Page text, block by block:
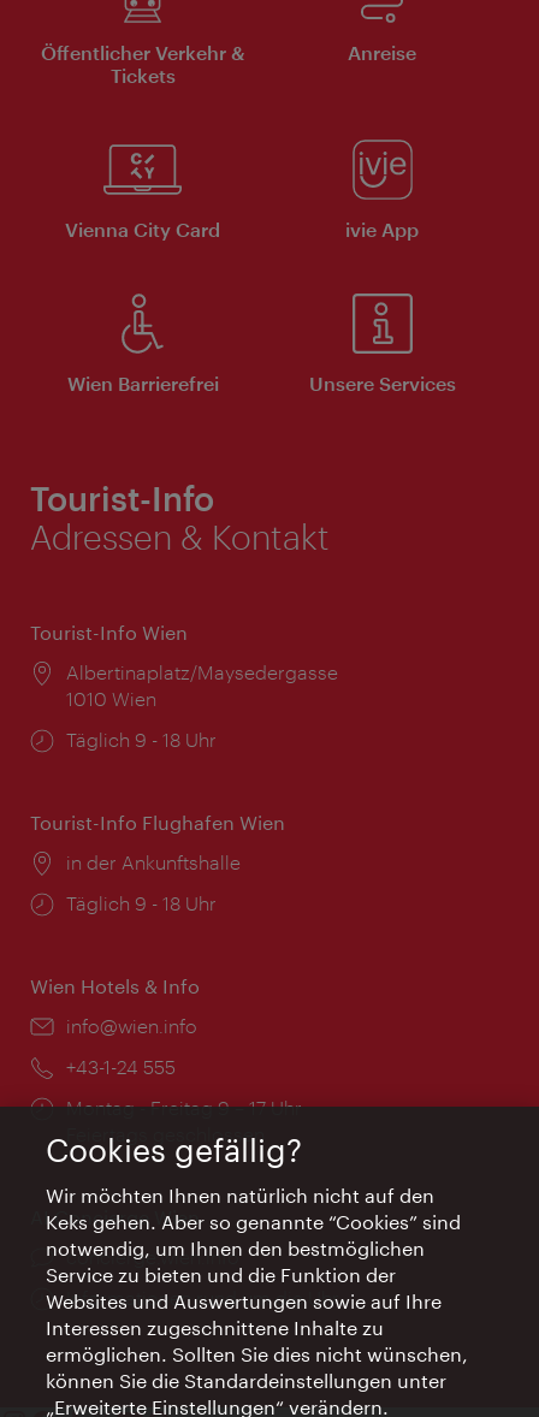
Öffentlicher Verkehr &
Tickets
Anreise
Vienna City Card ivie App
Wien Barrierefrei Unsere Services
Tourist-Info
Adressen & Kontakt
Tourist-Info Wien
Ort:
Albertinaplatz/Maysedergasse
1010 Wien
Öffnungszeiten:
Täglich 9 - 18 Uhr
Tourist-Info Flughafen Wien
Ort:
in der Ankunftshalle
Öffnungszeiten:
Täglich 9 - 18 Uhr
Wien Hotels & Info
Email:
info@wien.info
Telefon:
+43-1-24 555
Öffnungszeiten:
Montag - Freitag 9 – 17 Uhr
Feiertags geschlossen
AI Concierge Wien
Ort:
concierge.wien.info
Öffnungszeiten:
Informationen rund um die Uhr
Cookies gefällig?
Wir möchten Ihnen natürlich nicht auf den
Keks gehen. Aber so genannte “Cookies” sind
notwendig, um Ihnen den bestmöglichen
Service zu bieten und die Funktion der
Websites und Auswertungen sowie auf Ihre
Interessen zugeschnittene Inhalte zu
ermöglichen. Sollten Sie dies nicht wünschen,
können Sie die Standardeinstellungen unter
„Erweiterte Einstellungen“ verändern.